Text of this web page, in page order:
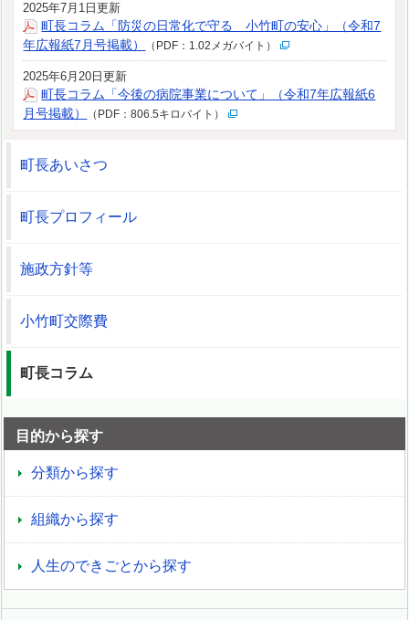
2025年7月1日更新
町長コラム「防災の日常化で守る 小竹町の安心」（令和7
年広報紙7月号掲載）
（PDF：1.02メガバイト）
2025年6月20日更新
町長コラム「今後の病院事業について」（令和7年広報紙6
月号掲載）
（PDF：806.5キロバイト）
町長あいさつ
町長プロフィール
施政方針等
小竹町交際費
町長コラム
目的から探す
分類から探す
組織から探す
人生のできごとから探す